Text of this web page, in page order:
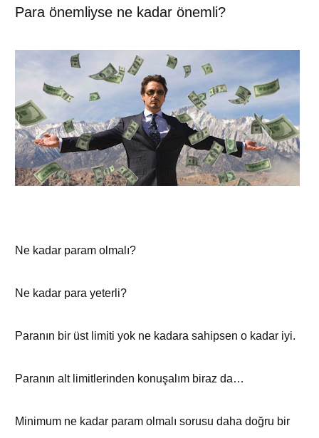
Para önemliyse ne kadar önemli?
Ne kadar param olmalı?
Ne kadar para yeterli?
Paranın bir üst limiti yok ne kadara sahipsen o kadar iyi.
Paranın alt limitlerinden konuşalım biraz da…
Minimum ne kadar param olmalı sorusu daha doğru bir